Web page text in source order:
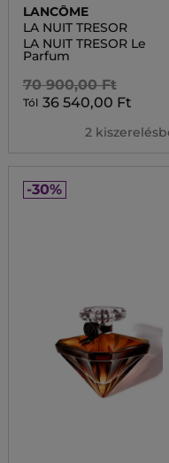
LANCÔME
LA NUIT TRESOR
LA NUIT TRESOR Le
Parfum
70 900,00 Ft
Tól 36 540,00 Ft
2
-30%